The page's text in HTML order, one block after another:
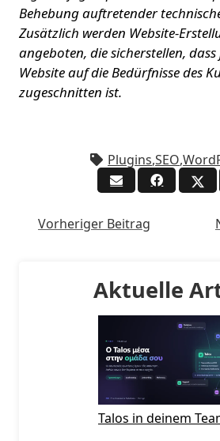
Behebung auftretender
Zusätzlich werden Website-
angeboten, die sicherstellen,
Website auf die Bedürfnisse des
zugeschnitten ist.
Plugins,SEO,
Vorheriger Beitrag
Aktuelle
Talos in deinem